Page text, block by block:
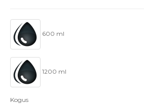
600 ml
1200 ml
Kogus